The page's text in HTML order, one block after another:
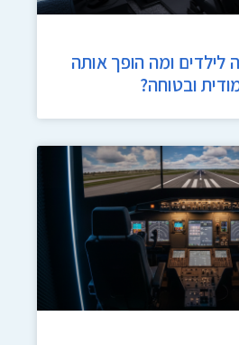
לילדים ומה הופך אותה
ובטוחה?